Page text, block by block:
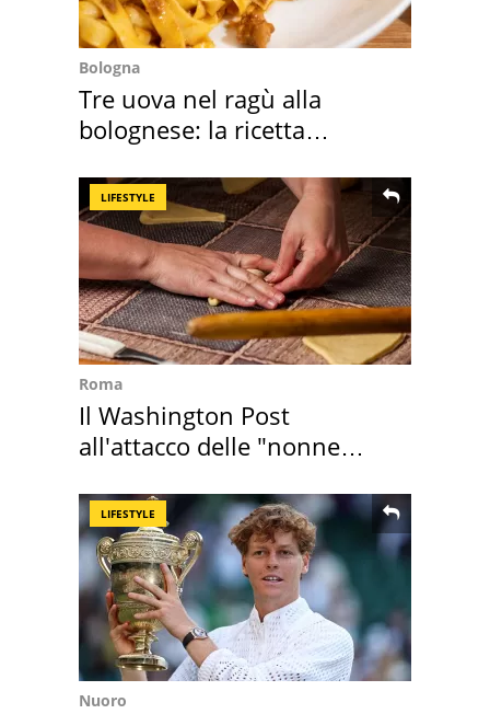
Bologna
Tre uova nel ragù alla
bolognese: la ricetta
LIFESTYLE
Roma
Il Washington Post
all'attacco delle "nonne
LIFESTYLE
Nuoro